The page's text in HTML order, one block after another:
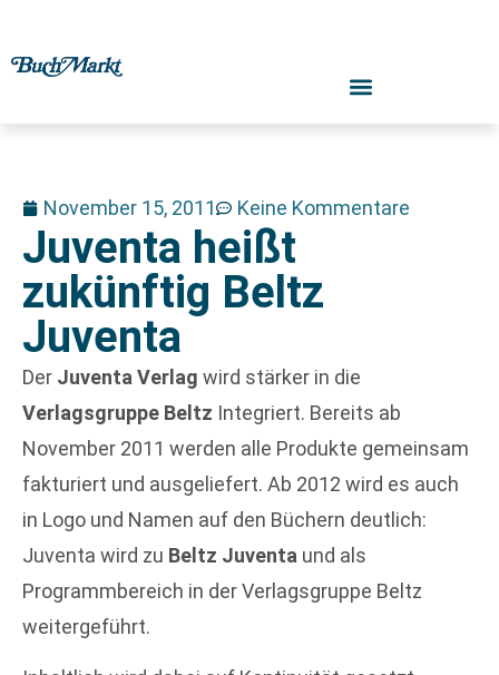
November 15, 2011 Keine Kommentare
Juventa heißt
zukünftig Beltz
Juventa
Der Juventa Verlag wird stärker in die
Verlagsgruppe Beltz Integriert. Bereits ab
November 2011 werden alle Produkte gemeinsam
fakturiert und ausgeliefert. Ab 2012 wird es auch
in Logo und Namen auf den Büchern deutlich:
Juventa wird zu Beltz Juventa und als
Programmbereich in der Verlagsgruppe Beltz
weitergeführt.